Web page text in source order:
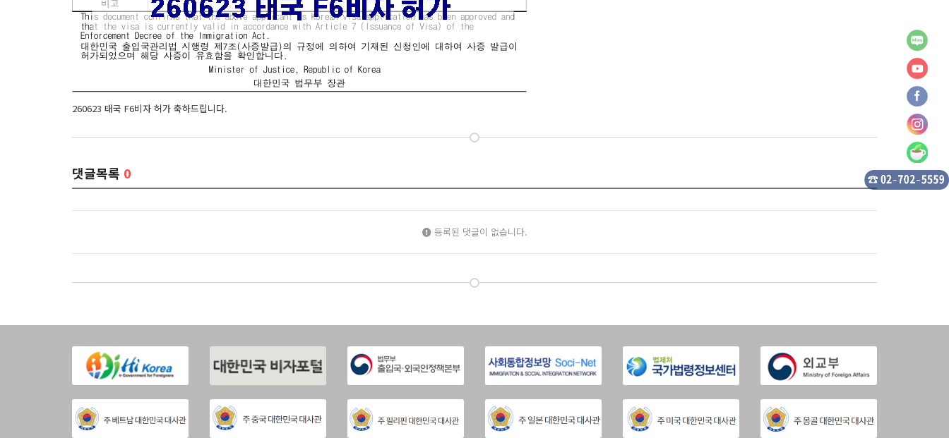
260623 태국 F6비자 허가 축하드립니다.
댓글목록 0
등록된 댓글이 없습니다.